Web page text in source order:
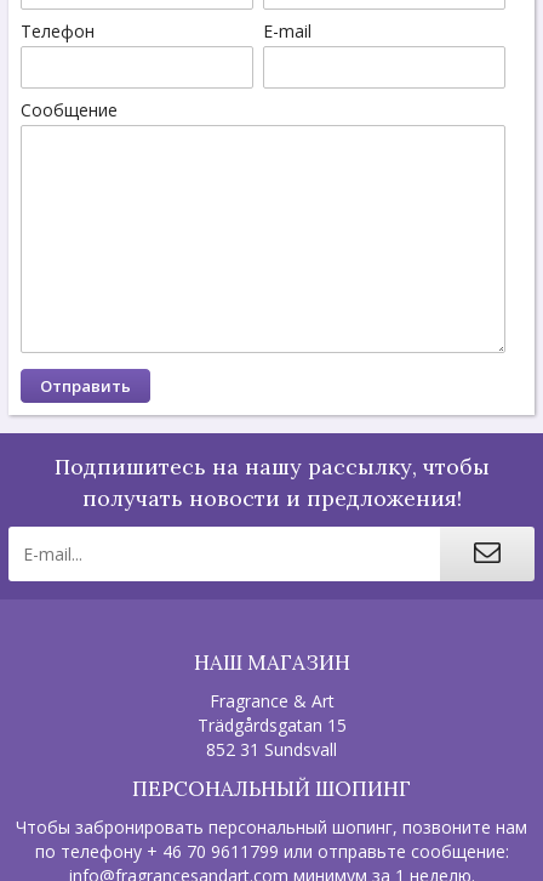
Телефон E-mail
Сообщение
Подпишитесь на нашу рассылку, чтобы
получать новости и предложения!
НАШ МАГАЗИН
Fragrance & Art
Trädgårdsgatan 15
852 31 Sundsvall
ПЕРСОНАЛЬНЫЙ ШОПИНГ
Чтобы забронировать персональный шопинг, позвоните нам
по телефону + 46 70 9611799 или отправьте сообщение:
info@fragrancesandart.com минимум за 1 неделю.